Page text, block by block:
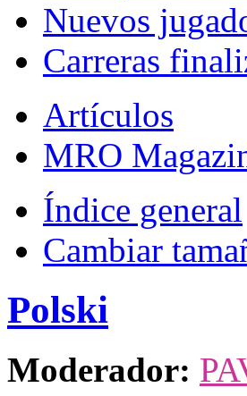
Nuevos
Carreras
Artículos
MRO
Índice general
Cambiar
Polski
Moderador: